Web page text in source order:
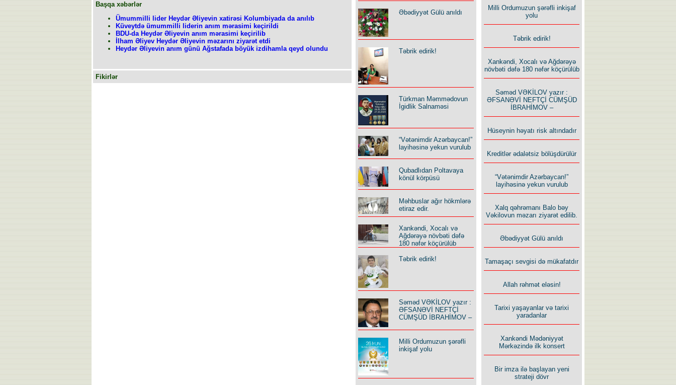
Başqa xəbərlər
Ümummilli lider Heydər Əliyevin xatirəsi Kolumbiyada da anılıb
Küveytdə ümummilli liderin anım mərasimi keçirildi
BDU-da Heydər Əliyevin anım mərasimi keçirilib
İlham Əliyev Heydər Əliyevin məzarını ziyarət etdi
Heydər Əliyevin anım günü Ağstafada böyük izdihamla qeyd olundu
Fikirlər
Əbədiyyət Gülü anıldı
Təbrik edirik!
Türkman Məmmədovun
İgidlik Salnaməsi
“Vətənimdir Azərbaycan!”
layihəsinə yekun vurulub
Qubadlıdan Poltavaya
könül körpüsü
Məhbuslar ağır hökmlərə
etiraz edir.
Xankəndi, Xocalı və
Ağdərəyə növbəti dəfə
180 nəfər köçürülüb
Təbrik edirik!
Səməd VƏKİLOV yazır :
ƏFSANƏVİ NEFTÇİ
CÜMŞÜD İBRAHİMOV –
Milli Ordumuzun şərəfli
inkişaf yolu
Milli Ordumuzun şərəfli inkişaf
yolu
Təbrik edirik!
Xankəndi, Xocalı və Ağdərəyə
növbəti dəfə 180 nəfər köçürülüb
Səməd VƏKİLOV yazır :
ƏFSANƏVİ NEFTÇİ CÜMŞÜD
İBRAHİMOV –
Hüseynin həyatı risk altındadır
Kreditlər ədalətsiz bölüşdürülür
“Vətənimdir Azərbaycan!”
layihəsinə yekun vurulub
Xalq qəhrəmanı Balo bəy
Vəkilovun məzarı ziyarət edilib.
Əbədiyyət Gülü anıldı
Tamaşaçı sevgisi də mükafatdır
Allah rəhmət eləsin!
Tarixi yaşayanlar və tarixi
yaradanlar
Xankəndi Mədəniyyət
Mərkəzində ilk konsert
Bir imza ilə başlayan yeni
strateji dövr